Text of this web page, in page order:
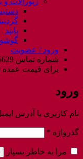
پابند
ورود / عضویت
شماره تماس 09302776629
برای قیمت عمده
ورود
نام کاربری یا آدرس
گذرواژه *
مرا به خاطر بسپار